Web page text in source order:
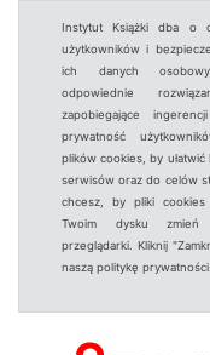
Instytut Książki dba o
użytkowników i
ich danych
odpowiednie
zapobiegające
prywatność
plików cookies, by ułatwić
serwisów oraz do celów
chcesz, by pliki cookies
Twoim dysku zmień
przeglądarki. Kliknij
naszą politykę prywatności.